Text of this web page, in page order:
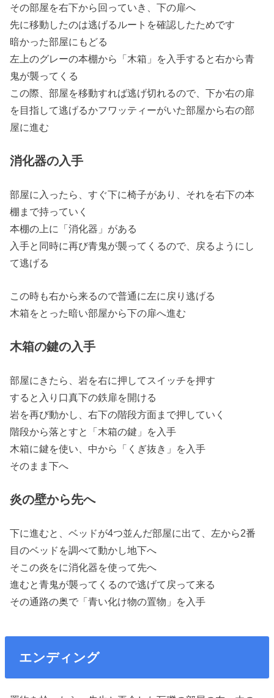
その部屋を右下から回っていき、下の扉へ
先に移動したのは逃げるルートを確認したためです
暗かった部屋にもどる
左上のグレーの本棚から「木箱」を入手すると右から青
鬼が襲ってくる
この際、部屋を移動すれば逃げ切れるので、下か右の扉
を目指して逃げるかフワッティーがいた部屋から右の部
屋に進む
消化器の入手
部屋に入ったら、すぐ下に椅子があり、それを右下の本
棚まで持っていく
本棚の上に「消化器」がある
入手と同時に再び青鬼が襲ってくるので、戻るようにし
て逃げる
この時も右から来るので普通に左に戻り逃げる
木箱をとった暗い部屋から下の扉へ進む
木箱の鍵の入手
部屋にきたら、岩を右に押してスイッチを押す
すると入り口真下の鉄扉を開ける
岩を再び動かし、右下の階段方面まで押していく
階段から落とすと「木箱の鍵」を入手
木箱に鍵を使い、中から「くぎ抜き」を入手
そのまま下へ
炎の壁から先へ
下に進むと、ベッドが4つ並んだ部屋に出て、左から2番
目のベッドを調べて動かし地下へ
そこの炎をに消化器を使って先へ
進むと青鬼が襲ってくるので逃げて戻って来る
その通路の奥で「青い化け物の置物」を入手
エンディング